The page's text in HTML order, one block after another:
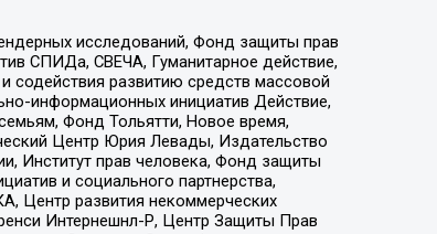
исследований, Фонд защиты прав
СПИДа, СВЕЧА, Гуманитарное действие,
содействия развитию средств массовой
информационных инициатив Действие,
Фонд Тольятти, Новое время,
Центр Юрия Левады, Издательство
Институт прав человека, Фонд защиты
и социального партнерства,
Центр развития некоммерческих
Интернешнл-Р, Центр Защиты Прав